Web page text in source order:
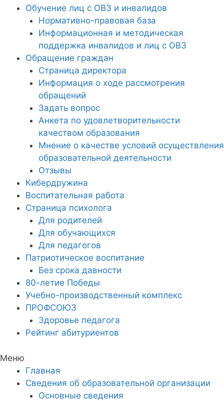
Обучение лиц с ОВЗ и инвалидов
Нормативно-правовая база
Информационная и методическая
поддержка инвалидов и лиц с ОВЗ
Обращение граждан
Страница директора
Информация о ходе рассмотрения
обращений
Задать вопрос
Анкета по удовлетворительности
качеством образования
Мнение о качестве условий осуществления
образовательной деятельности
Отзывы
Кибердружина
Воспитательная работа
Страница психолога
Для родителей
Для обучающихся
Для педагогов
Патриотическое воспитание
Без срока давности
80-летие Победы
Учебно-производственный комплекс
ПРОФСОЮЗ
Здоровье педагога
Рейтинг абитуриентов
Меню
Главная
Сведения об образовательной организации
Основные сведения